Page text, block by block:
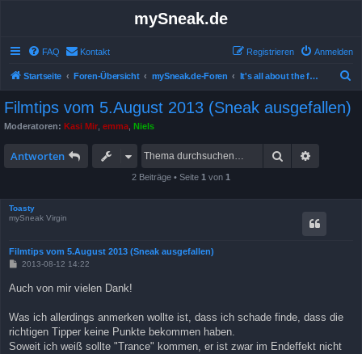
mySneak.de
FAQ Kontakt Anmelden
Registrieren
Startseite Foren-Übersicht mySneak.de-Foren It's all about the feedback!
Filmtips vom 5.August 2013 (Sneak ausgefallen)
Moderatoren: Kasi Mir emma Niels
Antworten Suche
2 Beiträge • Seite 1 von 1
Toasty
mySneak Virgin
Filmtips vom 5.August 2013 (Sneak ausgefallen)
B
t
a
g
2013-08-12 14:22
Auch von mir vielen Dank!
Was ich allerdings anmerken wollte ist, dass ich schade finde, dass die
richtigen Tipper keine Punkte bekommen haben.
Soweit ich weiß sollte "Trance" kommen, er ist zwar im Endeffekt nicht